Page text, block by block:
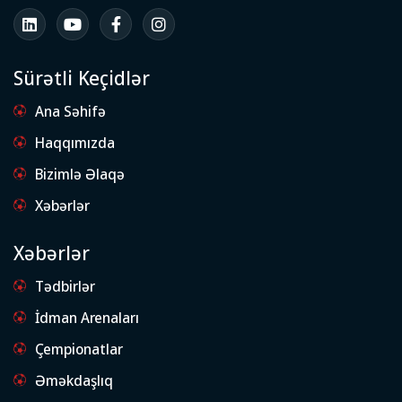
Sürətli Keçidlər
Ana Səhifə
Haqqımızda
Bizimlə Əlaqə
Xəbərlər
Xəbərlər
Tədbirlər
İdman Arenaları
Çempionatlar
Əməkdaşlıq